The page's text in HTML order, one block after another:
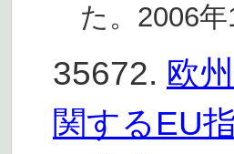
た。2006
35672. 欧
関するEU